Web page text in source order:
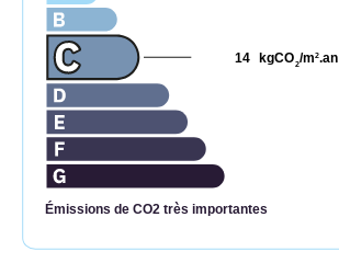
Émissions de CO2 très importantes
kgCO2/m2.an
14